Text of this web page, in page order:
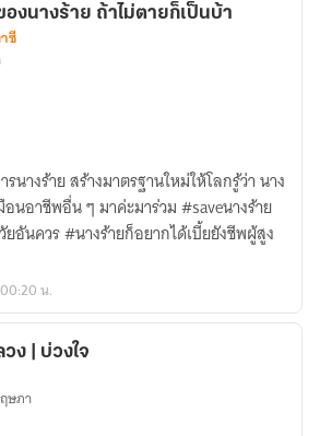
งนางร้าย ถ้าไม่ตายก็เป็นบ้า
ซี
นางร้าย สร้างมาตรฐานใหม่ให้โลกรู้ว่า นาง
นอาชีพอื่น ๆ มาค่ะมาร่วม #saveนางร้าย
อันควร #นางร้ายก็อยากได้เบี้ยยังชีพผู้สูง
น.
ง | บ่วงใจ
ษภา